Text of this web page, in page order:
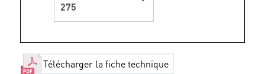
275
Télécharger la fiche technique